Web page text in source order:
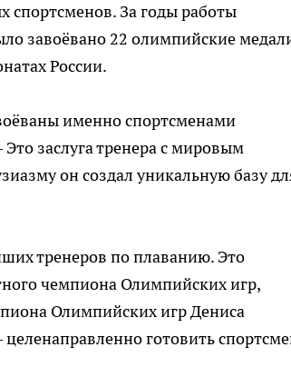
спортсменов. За годы работы
завоёвано 22 олимпийские
России.
именно спортсменами
заслуга тренера с мировым
он создал уникальную базу
тренеров по плаванию. Это
чемпиона Олимпийских игр,
Олимпийских игр Дениса
готовить